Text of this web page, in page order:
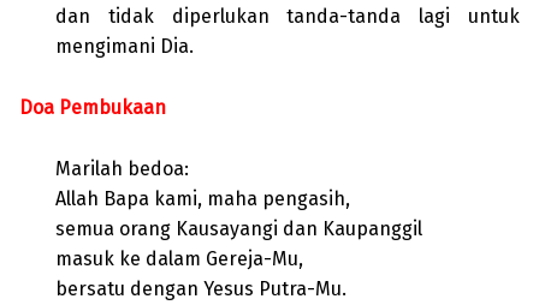
dan tidak diperlukan tanda-tanda lagi untuk
mengimani Dia.
Doa Pembukaan
Marilah bedoa:
Allah Bapa kami, maha pengasih,
semua orang Kausayangi dan Kaupanggil
masuk ke dalam Gereja-Mu,
bersatu dengan Yesus Putra-Mu.